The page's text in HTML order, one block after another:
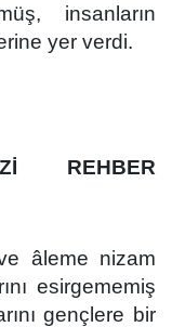
insanların
yer verdi.
REHBER
âleme nizam
esirgememiş
gençlere bir